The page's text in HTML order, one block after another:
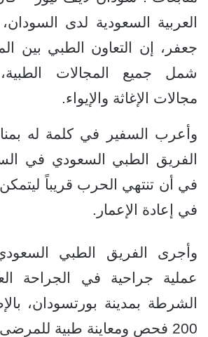
العربية السعودية لدى
جعفر، إن التعاون الطبي بين
شمل جميع المجالات
مجالات الإغاثة والإيواء.
وأعرب السفير في كلمة له
الفريق الطبي السعودي في
في أن تنتهي الحرب قريباً
في إعادة الإعمار.
عملية جراحية في الجراحة
الشرطة بمدينة بورتسودان،
200 فحص ومعاينة طبية للمرضى.